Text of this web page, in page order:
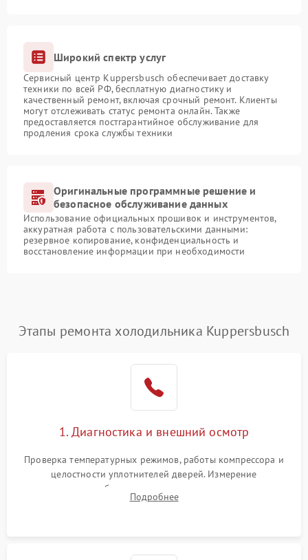
Широкий спектр услуг
Сервисный центр Kuppersbusch обеспечивает доставку
техники по всей РФ, бесплатную диагностику и
качественный ремонт, включая срочный ремонт. Клиенты
могут отслеживать статус ремонта онлайн. Также
предоставляется постгарантийное обслуживание для
продления срока службы техники
Оригинальные программные решение и
безопасное обслуживание данных
Использование официальных прошивок и инструментов,
аккуратная работа с пользовательскими данными:
резервное копирование, конфиденциальность и
восстановление информации при необходимости
Этапы ремонта холодильника Kuppersbusch
1. Диагностика и внешний осмотр
Проверка температурных режимов, работы компрессора и
целостности уплотнителей дверей. Измерение
сопротивления обмоток мотора, проверка термостата и
считывание кодов ошибок с электронного дисплея.
Подробнее